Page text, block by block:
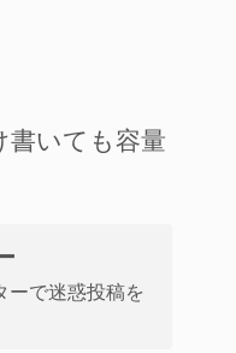
書いても容量
ーで迷惑投稿を